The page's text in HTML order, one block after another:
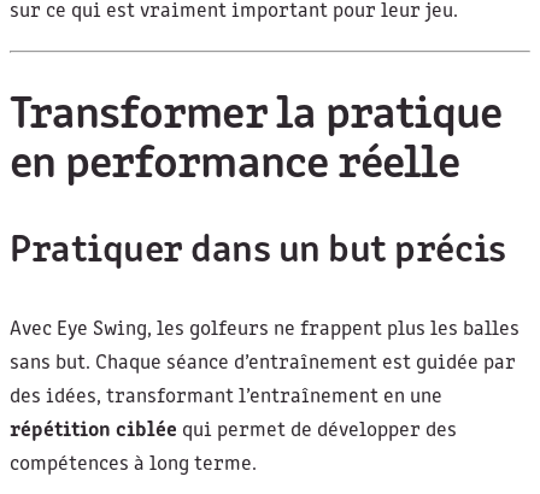
sur ce qui est vraiment important pour leur jeu.
Transformer la pratique
en performance réelle
Pratiquer dans un but précis
Avec Eye Swing, les golfeurs ne frappent plus les balles
sans but. Chaque séance d’entraînement est guidée par
des idées, transformant l’entraînement en une
répétition ciblée qui permet de développer des
compétences à long terme.